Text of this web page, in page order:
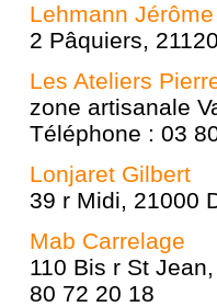
Lehmann Jérôme
2 Pâquiers,
Les Ateliers
zone artisanale
Téléphone : 03
Lonjaret Gilbert
39 r Midi, 21000
Mab Carrelage
110 Bis r St
80 72 20 18